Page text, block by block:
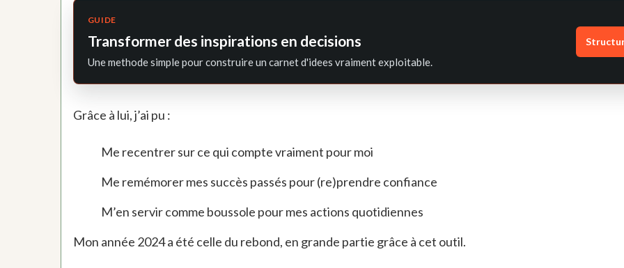
GUIDE
Transformer des inspirations en decisions
Une methode simple pour construire un carnet d'idees vraiment exploitable.
Grâce à lui, j’ai pu :
Me recentrer sur ce qui compte vraiment pour moi
Me remémorer mes succès passés pour (re)prendre confiance
M’en servir comme boussole pour mes actions quotidiennes
Mon année 2024 a été celle du rebond, en grande partie grâce à cet outil.